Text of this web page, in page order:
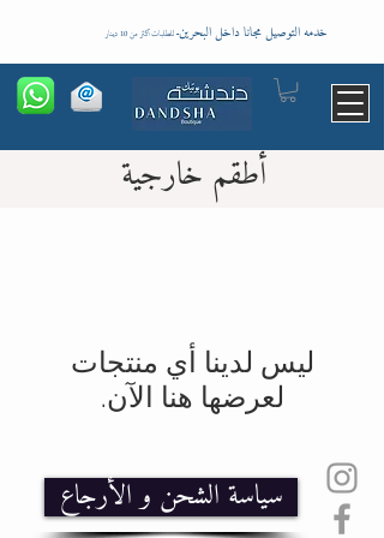
خدمه التوصيل مجانا داخل البحرين- للطلبات اكثر من 10 دينار
أطقم خارجية
لعرضها هنا الآن.
سياسة الشحن و الأرجاع